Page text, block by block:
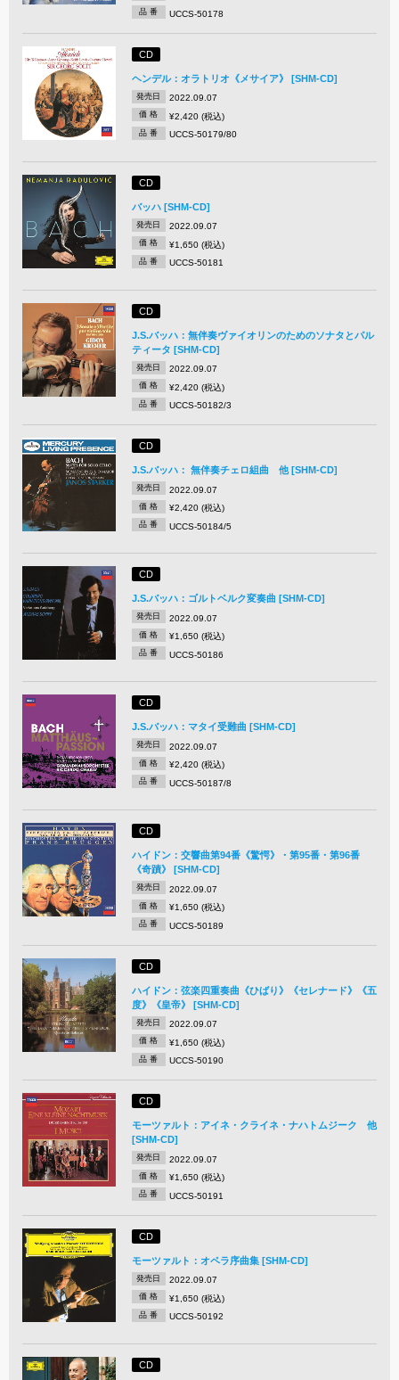
品 番 UCCS-50178
CD
ヘンデル：オラトリオ《メサイア》 [SHM-CD]
発売日 2022.09.07
価 格 ¥2,420 (税込)
品 番 UCCS-50179/80
CD
バッハ [SHM-CD]
発売日 2022.09.07
価 格 ¥1,650 (税込)
品 番 UCCS-50181
CD
J.S.バッハ：無伴奏ヴァイオリンのためのソナタとパル
ティータ [SHM-CD]
発売日 2022.09.07
価 格 ¥2,420 (税込)
品 番 UCCS-50182/3
CD
J.S.バッハ： 無伴奏チェロ組曲 他 [SHM-CD]
発売日 2022.09.07
価 格 ¥2,420 (税込)
品 番 UCCS-50184/5
CD
J.S.バッハ：ゴルトベルク変奏曲 [SHM-CD]
発売日 2022.09.07
価 格 ¥1,650 (税込)
品 番 UCCS-50186
CD
J.S.バッハ：マタイ受難曲 [SHM-CD]
発売日 2022.09.07
価 格 ¥2,420 (税込)
品 番 UCCS-50187/8
CD
ハイドン：交響曲第94番《驚愕》・第95番・第96番
《奇蹟》 [SHM-CD]
発売日 2022.09.07
価 格 ¥1,650 (税込)
品 番 UCCS-50189
CD
ハイドン：弦楽四重奏曲《ひばり》《セレナード》《五
度》《皇帝》 [SHM-CD]
発売日 2022.09.07
価 格 ¥1,650 (税込)
品 番 UCCS-50190
CD
モーツァルト：アイネ・クライネ・ナハトムジーク 他
[SHM-CD]
発売日 2022.09.07
価 格 ¥1,650 (税込)
品 番 UCCS-50191
CD
モーツァルト：オペラ序曲集 [SHM-CD]
発売日 2022.09.07
価 格 ¥1,650 (税込)
品 番 UCCS-50192
CD